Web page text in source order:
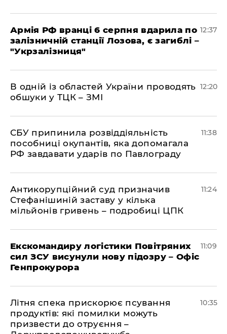
Армія РФ вранці 6 серпня вдарила по
залізничній станції Лозова, є загиблі –
"Укрзалізниця"
12:37
В одній із областей України проводять
обшуки у ТЦК – ЗМІ
12:20
СБУ припинила розвіддіяльність
пособниці окупантів, яка допомагала
РФ завдавати ударів по Павлограду
11:38
Антикорупційний суд призначив
Стефанішиній заставу у кілька
мільйонів гривень – подробиці ЦПК
11:24
Екскомандиру логістики Повітряних
сил ЗСУ висунули нову підозру – Офіс
Генпрокурора
11:09
Літня спека прискорює псування
продуктів: які помилки можуть
призвести до отруєння –
10:35